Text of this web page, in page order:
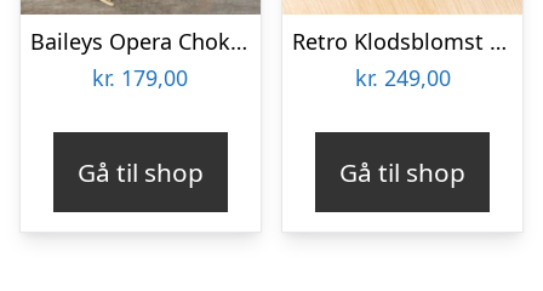
Baileys Opera Chokoladeæske
kr. 179,00
Gå til shop
Retro Klodsblomst – Stor
kr. 249,00
Gå til shop